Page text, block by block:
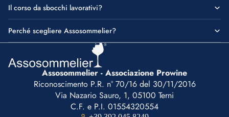
Il corso da sbocchi lavorativi?
Perché scegliere Assosommelier?
Assosommelier - Associazione Prowine
Riconoscimento P.R. n° 70/16 del 30/11/2016
Via Nazario Sauro, 1, 05100 Terni
C.F. e P.I. 01554320554